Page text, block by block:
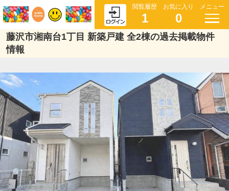
閲覧履歴
1
お気に入り
0
メニュー
藤沢市湘南台1丁目 新築戸建 全2棟の過去掲載物件
情報